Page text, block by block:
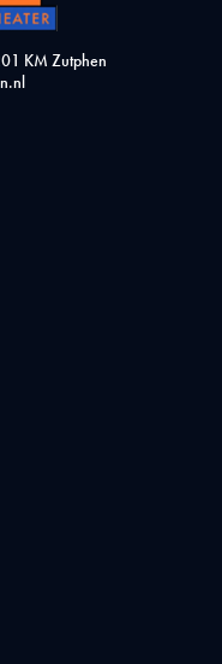
KM Zutphen